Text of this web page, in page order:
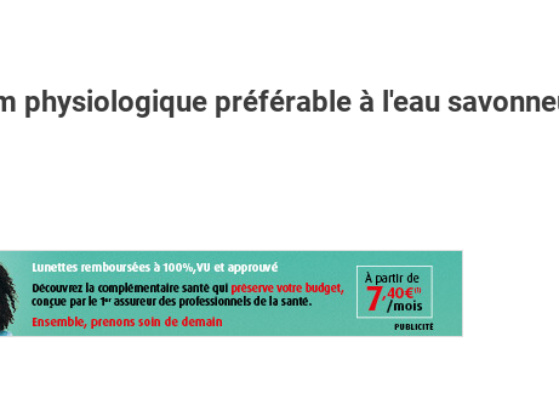
physiologique préférable à l'eau